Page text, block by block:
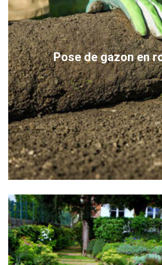
Pose de gazon en